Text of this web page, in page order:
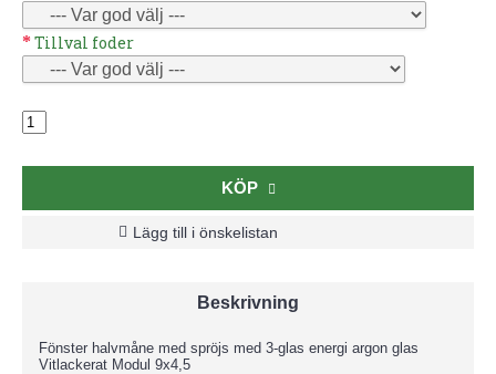
Tillval foder
KÖP
Lägg till i önskelistan
Beskrivning
Fönster halvmåne med spröjs med 3-glas energi argon glas
Vitlackerat Modul 9x4,5